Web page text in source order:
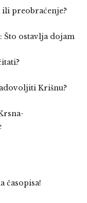
ili preobraćenje?
Što ostavlja dojam
Krišnu?
časopisa!